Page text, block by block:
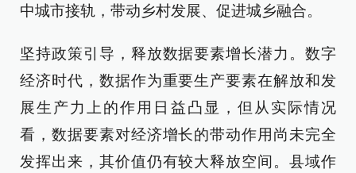
中城市接轨，带动乡村发展、促进城乡融合。
坚持政策引导，释放数据要素增长潜力。数字
经济时代，数据作为重要生产要素在解放和发
展生产力上的作用日益凸显，但从实际情况
看，数据要素对经济增长的带动作用尚未完全
发挥出来，其价值仍有较大释放空间。县域作